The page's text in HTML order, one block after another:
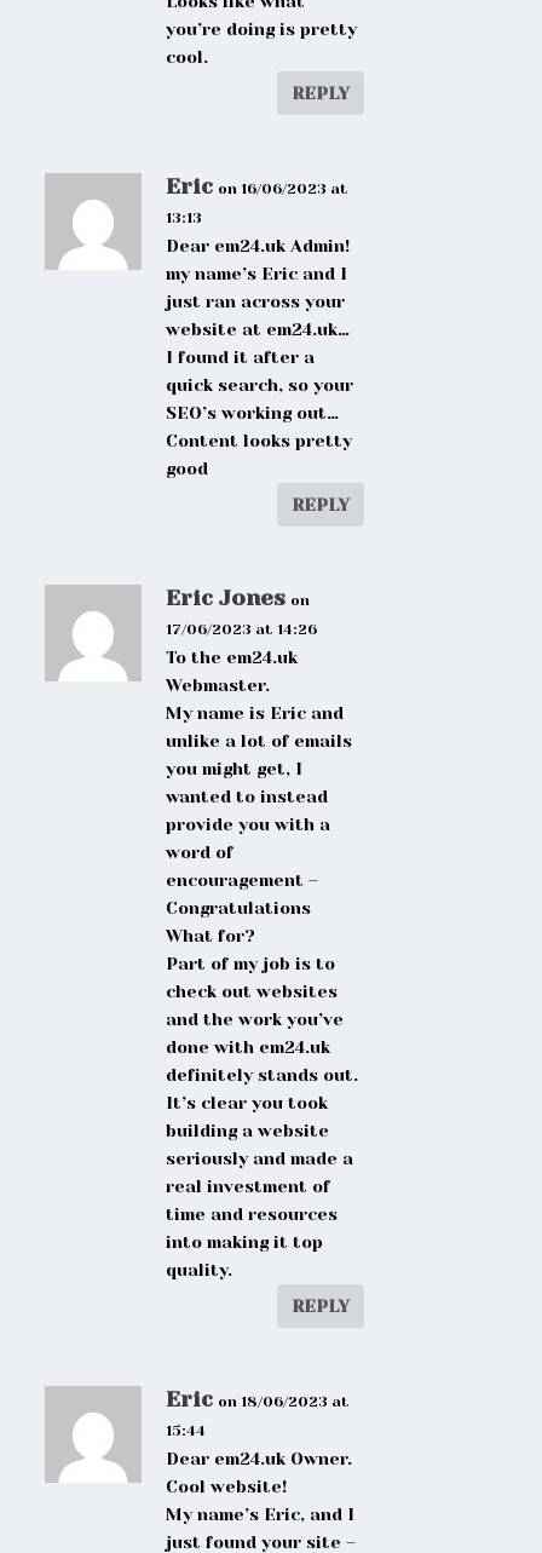
you’re doing is pretty
cool.
REPLY
Eric on 16/06/2023 at
13:13
Dear em24.uk Admin!
my name’s Eric and I
just ran across your
website at em24.uk…
I found it after a
quick search, so your
SEO’s working out…
Content looks pretty
good
REPLY
Eric Jones on
17/06/2023 at 14:26
To the em24.uk
Webmaster.
My name is Eric and
unlike a lot of emails
you might get, I
wanted to instead
provide you with a
word of
encouragement –
Congratulations
What for?
Part of my job is to
check out websites
and the work you’ve
done with em24.uk
definitely stands out.
It’s clear you took
building a website
seriously and made a
real investment of
time and resources
into making it top
quality.
REPLY
Eric on 18/06/2023 at
15:44
Dear em24.uk Owner.
Cool website!
My name’s Eric, and I
just found your site –